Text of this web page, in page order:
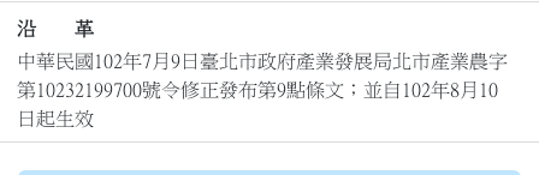
沿 革
中華民國102年7月9日臺北市政府產業發展局北市產業農字
第10232199700號令修正發布第9點條文；並自102年8月10
日起生效